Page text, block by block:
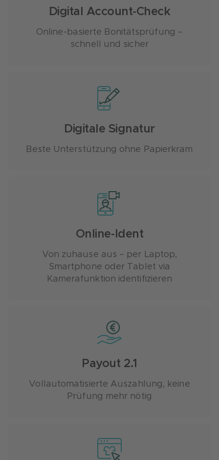
Digital Account-Check
Online-basierte Bonitätsprüfung –
schnell und sicher
Digitale Signatur
Beste Unterstützung ohne Papierkram
Online-Ident
Von zuhause aus – per Laptop,
Smartphone oder
Tablet via
Kamerafunktion identifizieren
Payout 2.1
Vollautomatisierte Auszahlung, keine
Prüfung mehr nötig